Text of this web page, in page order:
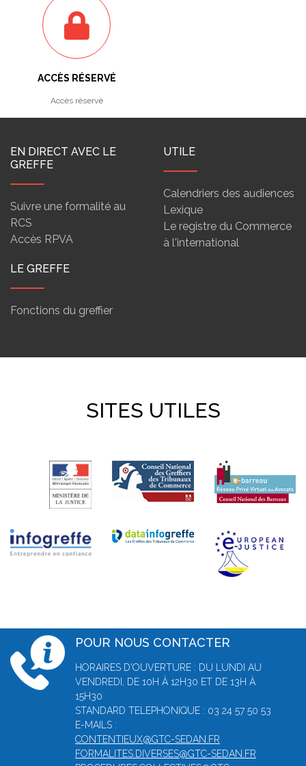
ACCÈS RÉSERVÉ
Accès réservé
EN DIRECT AVEC LE
GREFFE
Suivre une formalité au
RCS
Accès RPVA
UTILE
Calendriers des audiences
Lexique
Le registre du Commerce
à l'international
LE GREFFE
Fonctions du greffier
SITES UTILES
POUR NOUS CONTACTER
HORAIRES D'OUVERTURE : DU LUNDI AU
VENDREDI, DE 10H À 12H30 ET DE 13H À
15H30
STANDARD TELEPHONIQUE : 03 24 57 50 53
E-MAILS :
CONTENTIEUX@GTC-SEDAN.FR
FORMALITES.DIVERSES@GTC-SEDAN.FR